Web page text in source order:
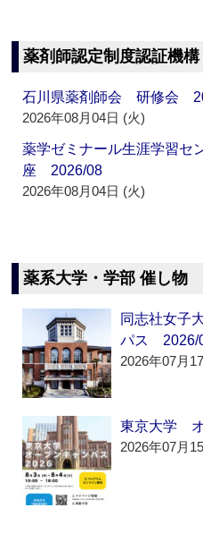
薬剤師認定制度認証機
石川県薬剤師会 研修会
2026年08月04日 (火)
薬学ゼミナール生涯学習
座 2026/08
2026年08月04日 (火)
薬系大学・学部 催し物
同志社女子
パス 2026/
2026年07月
東京大学
2026年07月